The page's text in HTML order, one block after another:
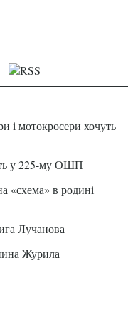
і мотокросери хочуть
у 225-му ОШП
«схема» в родині
Лучанова
Журила